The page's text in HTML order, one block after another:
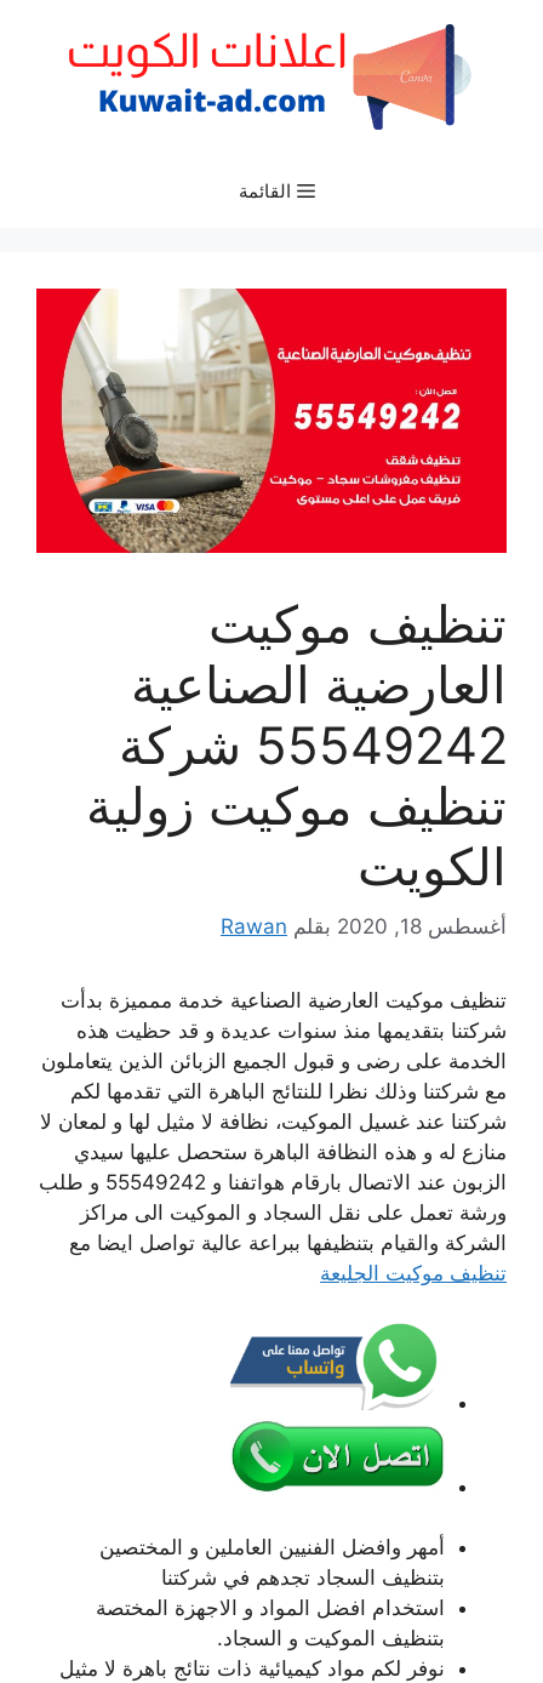
القائمة
تنظيف موكيت
العارضية الصناعية
55549242 شركة
تنظيف موكيت زولية
الكويت
أغسطس 18, 2020 بقلم Rawan
تنظيف موكيت العارضية الصناعية خدمة ممميزة بدأت
شركتنا بتقديمها منذ سنوات عديدة و قد حظيت هذه
الخدمة على رضى و قبول الجميع الزبائن الذين يتعاملون
مع شركتنا وذلك نظرا للنتائج الباهرة التي تقدمها لكم
شركتنا عند غسيل الموكيت، نظافة لا مثيل لها و لمعان لا
منازع له و هذه النظافة الباهرة ستحصل عليها سيدي
الزبون عند الاتصال بارقام هواتفنا و 55549242 و طلب
ورشة تعمل على نقل السجاد و الموكيت الى مراكز
الشركة والقيام بتنظيفها ببراعة عالية تواصل ايضا مع
تنظيف موكيت الجليعة
أمهر وافضل الفنيين العاملين و المختصين
بتنظيف السجاد تجدهم في شركتنا
استخدام افضل المواد و الاجهزة المختصة
بتنظيف الموكيت و السجاد.
نوفر لكم مواد كيميائية ذات نتائج باهرة لا مثيل